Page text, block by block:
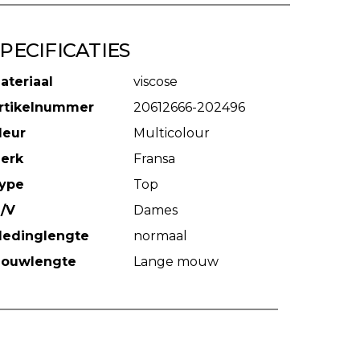
viscose
20612666-202496
Multicolour
Fransa
Top
V
Dames
normaal
Lange mouw